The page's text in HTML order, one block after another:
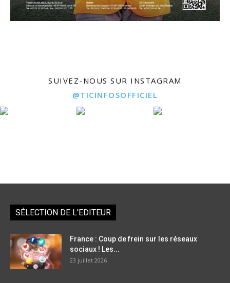
SUIVEZ-NOUS SUR INSTAGRAM
@TICINFOSOFFICIEL
SÉLECTION DE L'EDITEUR
France : Coup de frein sur les réseaux
sociaux ! Les...
23 juillet 2026